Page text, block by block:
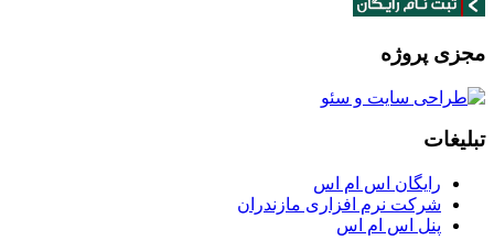
مجزی پروژه
تبلیغات
رایگان اس ام اس
شرکت نرم افزاری مازندران
پنل اس ام اس